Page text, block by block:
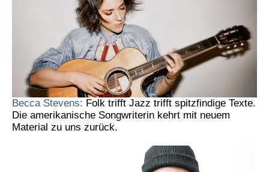
Becca Stevens: Folk trifft Jazz trifft spitzfindige Texte.
Die amerikanische Songwriterin kehrt mit neuem
Material zu uns zurück.